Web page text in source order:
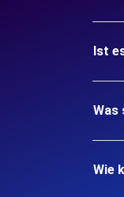
Ist
Was
Wie